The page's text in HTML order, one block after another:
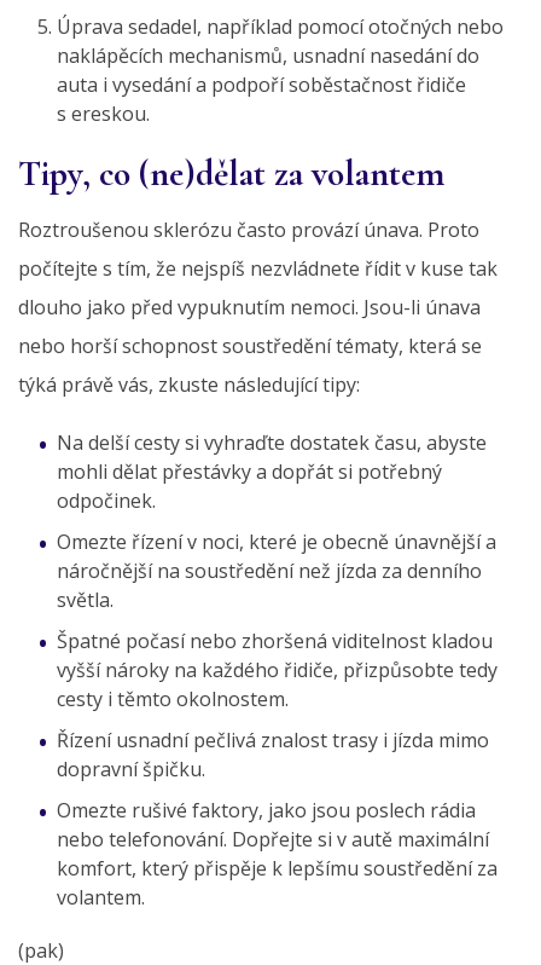
Úprava sedadel, například pomocí otočných nebo
naklápěcích mechanismů, usnadní nasedání do
auta i vysedání a podpoří soběstačnost řidiče
s ereskou.
Tipy, co (ne)dělat za volantem
Roztroušenou sklerózu často provází únava. Proto
počítejte s tím, že nejspíš nezvládnete řídit v kuse tak
dlouho jako před vypuknutím nemoci. Jsou-li únava
nebo horší schopnost soustředění tématy, která se
týká právě vás, zkuste následující tipy:
Na delší cesty si vyhraďte dostatek času, abyste
mohli dělat přestávky a dopřát si potřebný
odpočinek.
Omezte řízení v noci, které je obecně únavnější a
náročnější na soustředění než jízda za denního
světla.
Špatné počasí nebo zhoršená viditelnost kladou
vyšší nároky na každého řidiče, přizpůsobte tedy
cesty i těmto okolnostem.
Řízení usnadní pečlivá znalost trasy i jízda mimo
dopravní špičku.
Omezte rušivé faktory, jako jsou poslech rádia
nebo telefonování. Dopřejte si v autě maximální
komfort, který přispěje k lepšímu soustředění za
volantem.
(pak)